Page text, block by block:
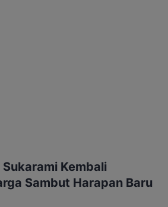
Kembali
Sambut Harapan Baru